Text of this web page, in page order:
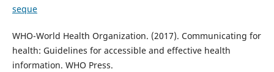
seque
WHO-World Health Organization. (2017). Communicating for
health: Guidelines for accessible and effective health
information. WHO Press.